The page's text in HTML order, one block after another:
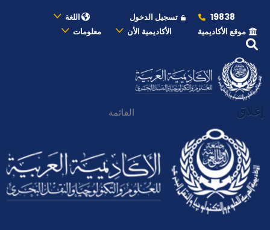
19838 تسجيل الدخول
اللغة
موقع الأكاديمية
الأكاديمية الأن معلومات
إغلاق القائمة